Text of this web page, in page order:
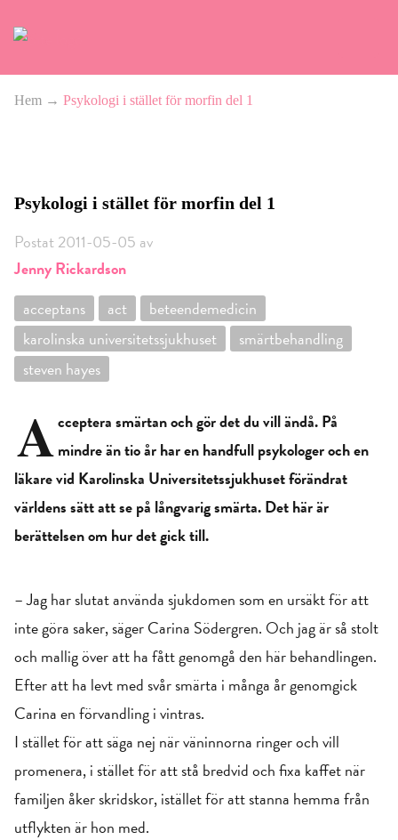
Hem → Psykologi i stället för morfin del 1
Psykologi i stället för morfin del 1
Postat 2011-05-05 av
Jenny Rickardson
acceptans
act
beteendemedicin
karolinska universitetssjukhuset
smärtbehandling
steven hayes
Acceptera smärtan och gör det du vill ändå. På
mindre än tio år har en handfull psykologer och en
läkare vid Karolinska Universitetssjukhuset förändrat
världens sätt att se på långvarig smärta. Det här är
berättelsen om hur det gick till.
– Jag har slutat använda sjukdomen som en ursäkt för att
inte göra saker, säger Carina Södergren. Och jag är så stolt
och mallig över att ha fått genomgå den här behandlingen.
Efter att ha levt med svår smärta i många år genomgick
Carina en förvandling i vintras.
I stället för att säga nej när väninnorna ringer och vill
promenera, i stället för att stå bredvid och fixa kaffet när
familjen åker skridskor, istället för att stanna hemma från
utflykten är hon med.